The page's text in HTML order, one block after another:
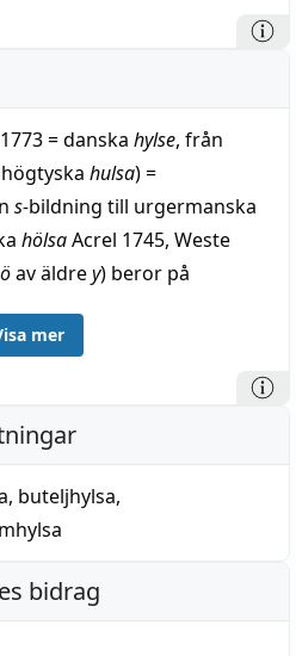
= danska hylse, från
hulsa) =
s-bildning till urgermanska
hölsaAcrel 1745, Weste
öav äldrey) beror på
mer
, buteljhylsa,
bidrag